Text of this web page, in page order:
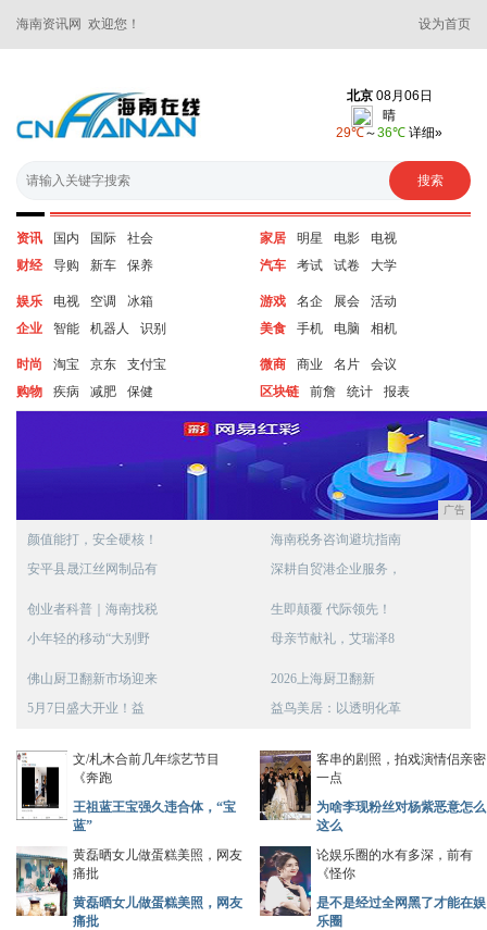
海南资讯网 欢迎您！ 设为首页
资讯 国内 国际
社会
财经
导购 新车 保养
家居 明星 电影
电视
汽车
考试 试卷 大学
娱乐 电视 空调
冰箱
企业
智能 机器人 识别
游戏 名企 展会
活动
美食
手机 电脑 相机
时尚 淘宝 京东
支付宝
购物
疾病 减肥 保健
微商 商业 名片
会议
区块链
前詹 统计 报表
广告
颜值能打，安全硬核！
安平县晟江丝网制品有
海南税务咨询避坑指南
深耕自贸港企业服务，
创业者科普｜海南找税
小年轻的移动“大别野
生即颠覆 代际领先！
母亲节献礼，艾瑞泽8
佛山厨卫翻新市场迎来
5月7日盛大开业！益
2026上海厨卫翻新
益鸟美居：以透明化革
文/札木合前几年综艺节目
《奔跑
王祖蓝王宝强久违合体，“宝
蓝”
客串的剧照，拍戏演情侣亲密
一点
为啥李现粉丝对杨紫恶意怎么
这么
黄磊晒女儿做蛋糕美照，网友
痛批
黄磊晒女儿做蛋糕美照，网友
痛批
论娱乐圈的水有多深，前有
《怪你
是不是经过全网黑了才能在娱
乐圈